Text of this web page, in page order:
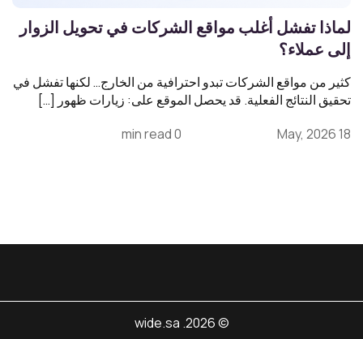
لماذا تفشل أغلب مواقع الشركات في تحويل الزوار
إلى عملاء؟
كثير من مواقع الشركات تبدو احترافية من الخارج… لكنها تفشل في
تحقيق النتائج الفعلية. قد يحصل الموقع على: زيارات ظهور […]
18 May, 2026
0 min read
© 2026. wide.sa